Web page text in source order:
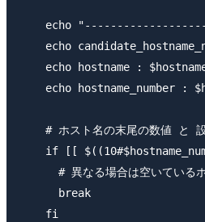
echo
echo
echo hostname :
echo hostname_number :
# ホスト名の末尾の数値 と
if [[
# 異なる場合は空いている
      break
    fi